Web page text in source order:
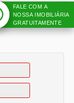
FALE COM A
NOSSA IMOBILIÁRIA
GRATUITAMENTE